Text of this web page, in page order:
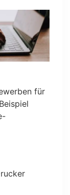
für